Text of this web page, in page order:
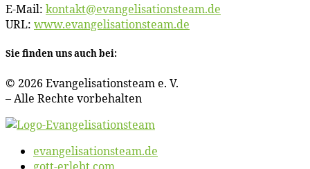
E‑Mail: kontakt@​evangelisationsteam.​de
URL: www​.evan​ge​li​sa​ti​ons​team​.de
Sie fin­den uns auch bei:
© 2026 Evan­ge­li­sa­ti­ons­team e. V.
– Al­le Rech­te vorbehalten
evangelisationsteam.de